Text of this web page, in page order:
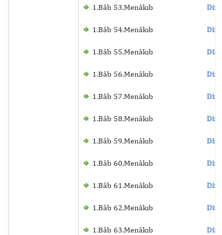
1.Bâb 53.Menâkıb
1.Bâb 54.Menâkıb
1.Bâb 55.Menâkıb
1.Bâb 56.Menâkıb
1.Bâb 57.Menâkıb
1.Bâb 58.Menâkıb
1.Bâb 59.Menâkıb
1.Bâb 60.Menâkıb
1.Bâb 61.Menâkıb
1.Bâb 62.Menâkıb
1.Bâb 63.Menâkıb